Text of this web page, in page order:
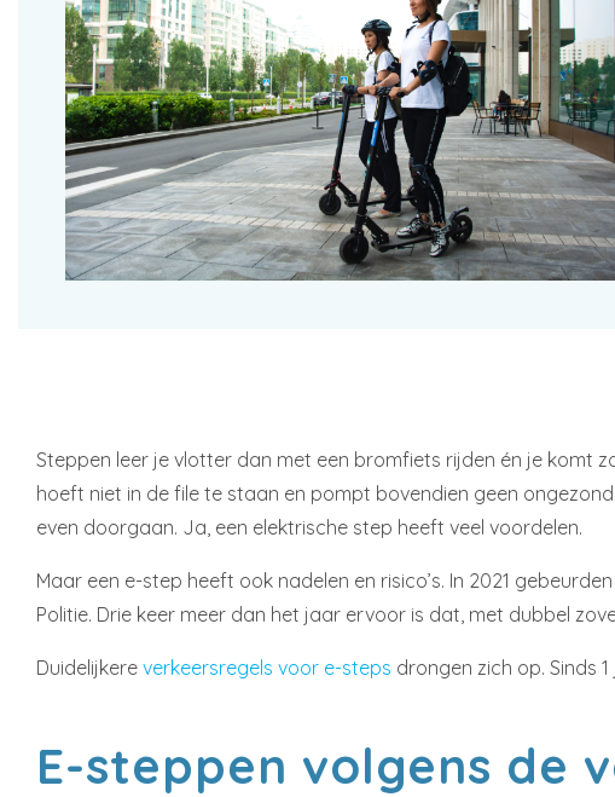
Steppen leer je vlotter dan met een bromfiets rijden én je komt
hoeft niet in de file te staan en pompt bovendien geen
even doorgaan. Ja, een elektrische step heeft veel voordelen.
Maar een e-step heeft ook nadelen en risico’s. In 2021
Politie. Drie keer meer dan het jaar ervoor is dat, met dubbel
Duidelijkere verkeersregels voor e-steps drongen zich op. Sinds
E-steppen volgens de